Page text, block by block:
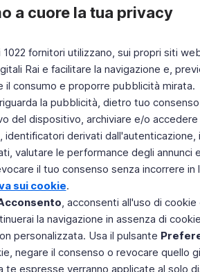
a cuore la tua privacy
1022 fornitori utilizzano, sui propri siti
Rai e facilitare la navigazione e,
il consumo e proporre pubblicità mirata.
la pubblicità, dietro tuo
del dispositivo, archiviare e/o
identificatori derivati
valutare le performance degli
il tuo consenso senza incorrere
sui cookie.
, acconsenti all'uso di
la navigazione in assenza di
personalizzata. Usa il pulsante
negare il consenso o revocare quello
te espresse verranno applicate al solo